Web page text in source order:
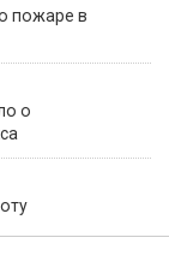
пожаре в
о